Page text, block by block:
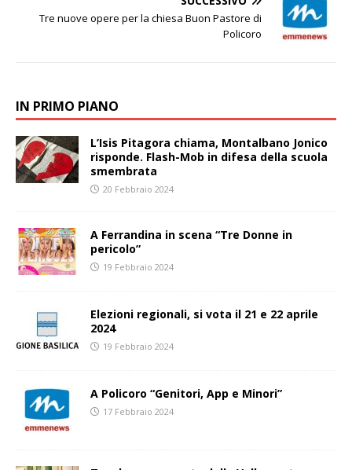
Tre nuove opere per la chiesa Buon Pastore di
Policoro
IN PRIMO PIANO
L’Isis Pitagora chiama, Montalbano Jonico
risponde. Flash-Mob in difesa della scuola
smembrata
20 Febbraio 2024
A Ferrandina in scena “Tre Donne in
pericolo”
19 Febbraio 2024
Elezioni regionali, si vota il 21 e 22 aprile
2024
19 Febbraio 2024
A Policoro “Genitori, App e Minori”
17 Febbraio 2024